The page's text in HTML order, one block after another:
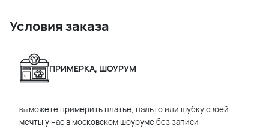
Условия заказа
ПРИМЕРКА, ШОУРУМ
Вы можете примерить платье, пальто или шубку своей
мечты у нас в московском шоуруме без записи